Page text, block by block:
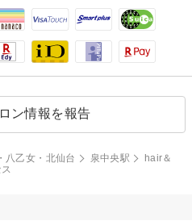
ン情報を報告
八乙女・北仙台 泉中央駅
hair＆